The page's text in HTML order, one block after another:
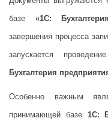
базе «1С:
завершения процесса
запускается
Бухгалтерия
Особенно важным
принимающей базе1С: